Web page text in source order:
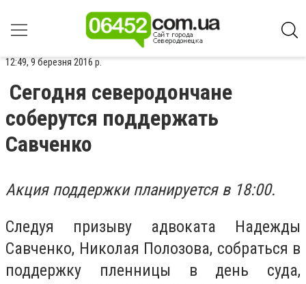
12:49, 9 березня 2016 р.
Сегодня северодончане
соберутся поддержать
Савченко
Акция поддержки планируется в 18:00.
Следуя призыву адвоката Надежды
Савченко, Николая Полозова, собраться в
поддержку пленницы в день суда,